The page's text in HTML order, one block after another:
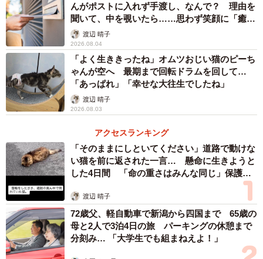
んがポストに入れず手渡し、なんで？ 理由を
聞いて、中を覗いたら……思わず笑顔に「癒し
ですね」
渡辺 晴子
2026.08.04
「よく生ききったね」オムツおじい猫のピーち
ゃんが空へ 最期まで回転ドラムを回して…
「あっぱれ」「幸せな大往生でしたね」
渡辺 晴子
2026.08.03
アクセスランキング
「そのままにしといてください」道路で動けな
い猫を前に返された一言… 懸命に生きようと
した4日間 「命の重さはみんな同じ」保護団
渡辺 晴子
72歳父、軽自動車で新潟から四国まで 65歳の
母と2人で3泊4日の旅 パーキングの休憩まで
分刻み… 「大学生でも組まねえよ！」